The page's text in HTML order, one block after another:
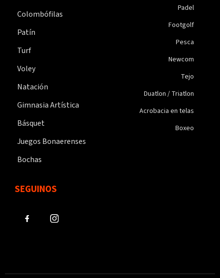
Colombófilas
Patín
Turf
Voley
Natación
Gimnasia Artística
Básquet
Juegos Bonaerenses
Bochas
Padel
Footgolf
Pesca
Newcom
Tejo
Duatlon / Triatlon
Acrobacia en telas
Boxeo
SEGUINOS